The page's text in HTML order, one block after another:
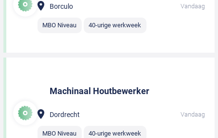
Borculo Vandaag
MBO Niveau 40-urige werkweek
Machinaal Houtbewerker
Dordrecht Vandaag
MBO Niveau 40-urige werkweek